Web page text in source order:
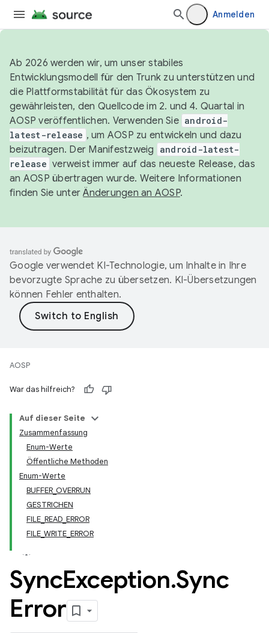
Anmelden
Ab 2026 werden wir, um unser stabiles
Entwicklungsmodell für den Trunk zu unterstützen und
die Plattformstabilität für das Ökosystem zu
gewährleisten, den Quellcode im 2. und 4. Quartal in
AOSP veröffentlichen. Verwenden Sie android-
latest-release , um AOSP zu entwickeln und dazu
beizutragen. Der Manifestzweig
android-latest-
release verweist immer auf das neueste Release, das
an AOSP übertragen wurde. Weitere Informationen
finden Sie unterÄnderungen an AOSP.
Google verwendet KI-Technologie, um Inhalte in Ihre
bevorzugte Sprache zu übersetzen. KI-Übersetzungen
können Fehler enthalten.
AOSP
War das hilfreich?
Auf dieser Seite
Zusammenfassung
Enum-Werte
Öffentliche Methoden
Enum-Werte
BUFFER_OVERRUN
GESTRICHEN
FILE_READ_ERROR
FILE_WRITE_ERROR
SyncException.Sync
Error